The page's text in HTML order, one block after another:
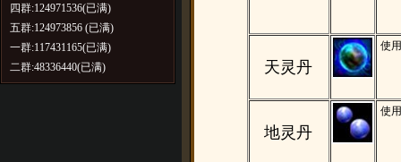
天灵丹
使
地灵丹
使
四群:124971536(已满)
五群:124973856 (已满)
一群:117431165(已满)
二群:48336440(已满)